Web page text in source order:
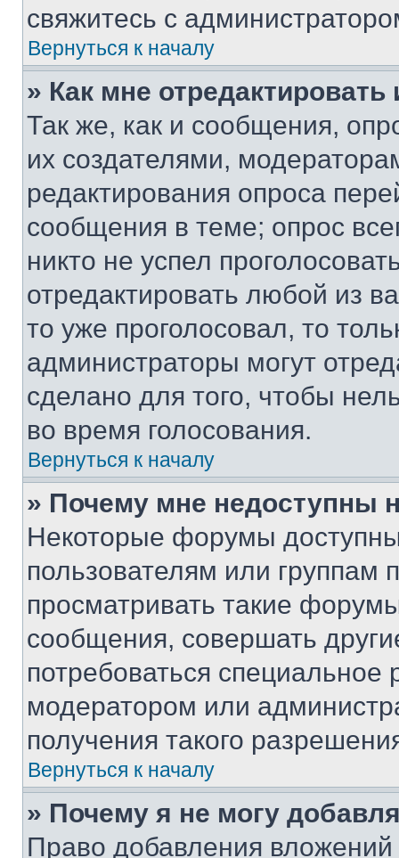
свяжитесь с
Вернуться к началу
» Как мне
Так же, как и сообщения,
их создателями,
редактирования опроса
сообщения в теме; опрос
никто не успел
отредактировать любой из
то уже проголосовал, то
администраторы могут
сделано для того, чтобы
во время голосования.
Вернуться к началу
» Почему мне недоступны
Некоторые форумы
пользователям или группам
просматривать такие
сообщения, совершать
потребоваться
модератором или
получения такого
Вернуться к началу
» Почему я не могу
Право добавления